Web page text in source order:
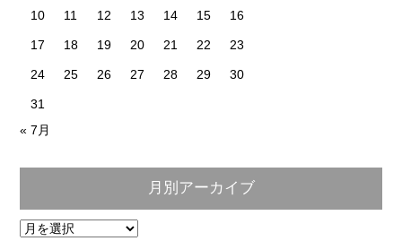
10 11 12 13 14 15 16
17 18 19 20 21 22 23
24 25 26 27 28 29 30
31
« 7月
月別アーカイブ
月